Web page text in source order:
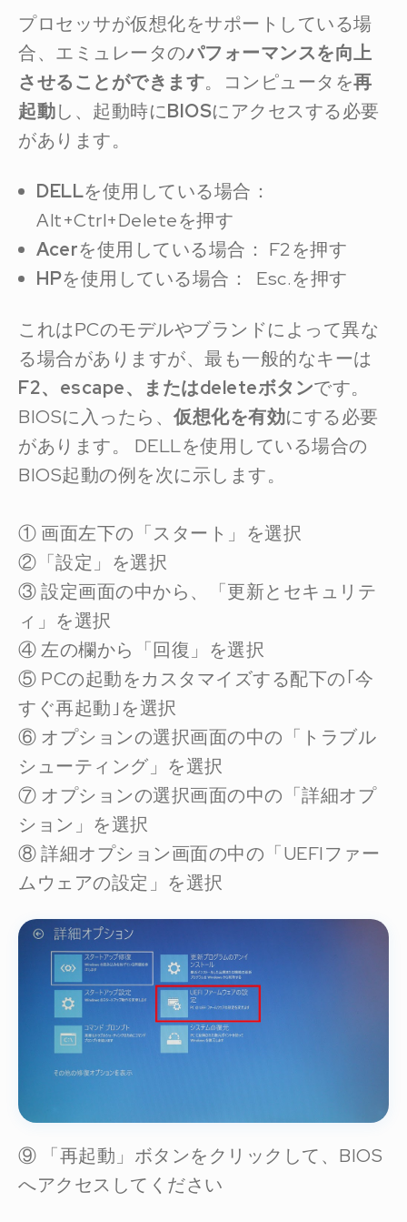
プロセッサが仮想化をサポートしている場
合、エミュレータのパフォーマンスを向上
させることができます。コンピュータを再
起動し、起動時にBIOSにアクセスする必要
があります。
DELLを使用している場合：
Alt+Ctrl+Deleteを押す
Acerを使用している場合： F2を押す
HPを使用している場合： Esc.を押す
これはPCのモデルやブランドによって異な
る場合がありますが、最も一般的なキーは
F2、escape、またはdeleteボタンです。
BIOSに入ったら、 仮想化を有効にする必要
があります。 DELLを使用している場合の
BIOS起動の例を次に示します。
① 画面左下の「スタート」を選択
②「設定」を選択
③ 設定画面の中から、「更新とセキュリテ
ィ」を選択
④ 左の欄から「回復」を選択
⑤ PCの起動をカスタマイズする配下の｢今
すぐ再起動｣を選択
⑥ オプションの選択画面の中の「トラブル
シューティング」を選択
⑦ オプションの選択画面の中の「詳細オプ
ション」を選択
⑧ 詳細オプション画面の中の「UEFIファー
ムウェアの設定」を選択
⑨ 「再起動」ボタンをクリックして、BIOS
へアクセスしてください